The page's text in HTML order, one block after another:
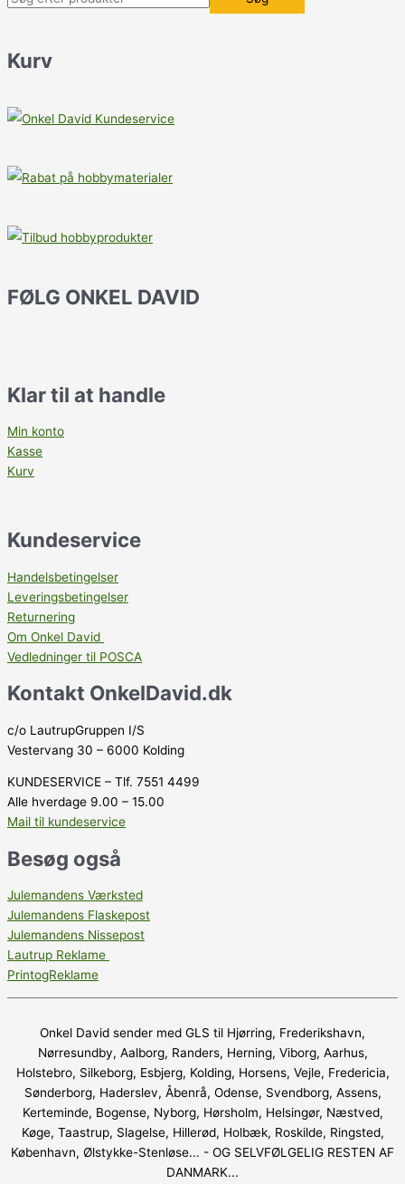
Kurv
FØLG ONKEL DAVID
Klar til at handle
Min konto
Kasse
Kurv
Kundeservice
Handelsbetingelser
Leveringsbetingelser
Returnering
Om Onkel David
Vedledninger til POSCA
Kontakt OnkelDavid.dk
c/o LautrupGruppen I/S
Vestervang 30 – 6000 Kolding
KUNDESERVICE – Tlf. 7551 4499
Alle hverdage 9.00 – 15.00
Mail til kundeservice
Besøg også
Julemandens Værksted
Julemandens Flaskepost
Julemandens Nissepost
Lautrup Reklame
PrintogReklame
Onkel David sender med GLS til Hjørring, Frederikshavn,
Nørresundby, Aalborg, Randers, Herning, Viborg, Aarhus,
Holstebro, Silkeborg, Esbjerg, Kolding, Horsens, Vejle, Fredericia,
Sønderborg, Haderslev, Åbenrå, Odense, Svendborg, Assens,
Kerteminde, Bogense, Nyborg, Hørsholm, Helsingør, Næstved,
Køge, Taastrup, Slagelse, Hillerød, Holbæk, Roskilde, Ringsted,
København, Ølstykke-Stenløse... - OG SELVFØLGELIG RESTEN AF
DANMARK...